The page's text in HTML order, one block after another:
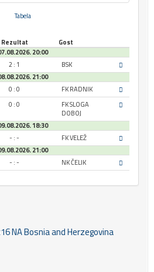
Tabela
Rezultat
Gost
20:00
2 : 1
BSK
21:00
0 : 0
FK RADNIK
0 : 0
FK SLOGA
DOBOJ
18:30
- : -
FK VELEŽ
21:00
- : - NK ČELIK